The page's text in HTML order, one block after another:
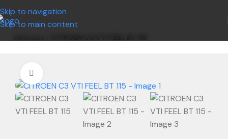
Skip to navigation
Skip to main content